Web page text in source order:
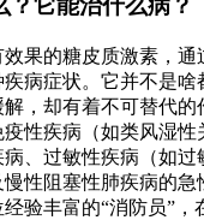
？它能治什么病？
果的糖皮质激素，
病症状。它并不是啥
，却有着不可替代的
性疾病（如类风湿性
、过敏性疾病（如过
性阻塞性肺疾病的急
验丰富的“消防员”，